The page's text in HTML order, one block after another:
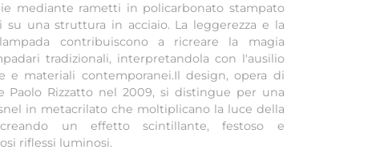
mediante rametti in policarbonato stampato
una struttura in acciaio. La leggerezza e la
contribuiscono a ricreare la magia
tradizionali, interpretandola con l'ausilio
e materiali contemporanei.Il design, opera di
Paolo Rizzatto nel 2009, si distingue per una
in metacrilato che moltiplicano la luce della
un effetto scintillante, festoso e
riflessi luminosi.